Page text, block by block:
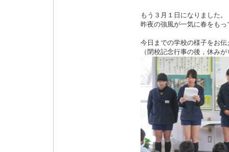
もう３月１日になりました。
昨夜の強風が一気に春をも
今日までの学校の様子をお伝
（閉校記念行事の後，休み